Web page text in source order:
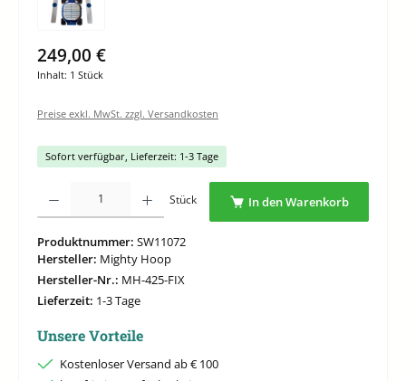
249,00 €
Inhalt: 1 Stück
Preise exkl. MwSt. zzgl. Versandkosten
Sofort verfügbar, Lieferzeit: 1-3 Tage
Produkt Anzahl: Gib den gewünschten Wert ein oder benutze die Schaltflächen um
Stück In den Warenkorb
Produktnummer: SW11072
Hersteller: Mighty Hoop
Hersteller-Nr.: MH-425-FIX
Lieferzeit: 1-3 Tage
Unsere Vorteile
Kostenloser Versand ab € 100